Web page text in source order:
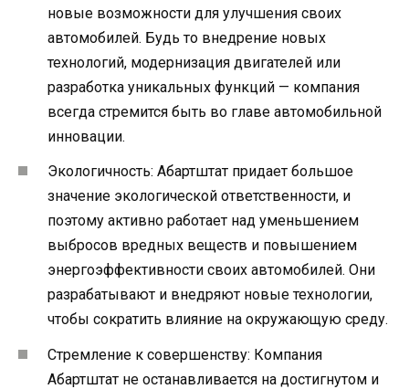
новые возможности для улучшения своих
автомобилей. Будь то внедрение новых
технологий, модернизация двигателей или
разработка уникальных функций — компания
всегда стремится быть во главе автомобильной
инновации.
Экологичность: Абартштат придает большое
значение экологической ответственности, и
поэтому активно работает над уменьшением
выбросов вредных веществ и повышением
энергоэффективности своих автомобилей. Они
разрабатывают и внедряют новые технологии,
чтобы сократить влияние на окружающую среду.
Стремление к совершенству: Компания
Абартштат не останавливается на достигнутом и